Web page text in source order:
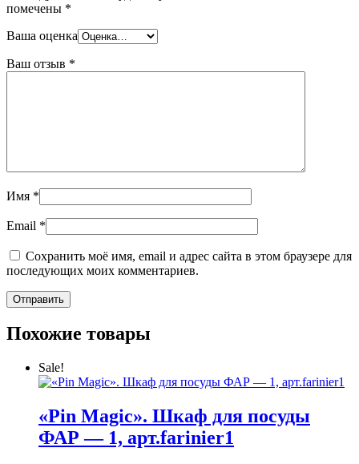
помечены *
Ваша оценка
Ваш отзыв *
Имя *
Email *
Сохранить моё имя, email и адрес сайта в этом браузере для
последующих моих комментариев.
Похожие товары
Sale!
«Pin Magic». Шкаф для посуды
ФАР — 1, арт.farinier1